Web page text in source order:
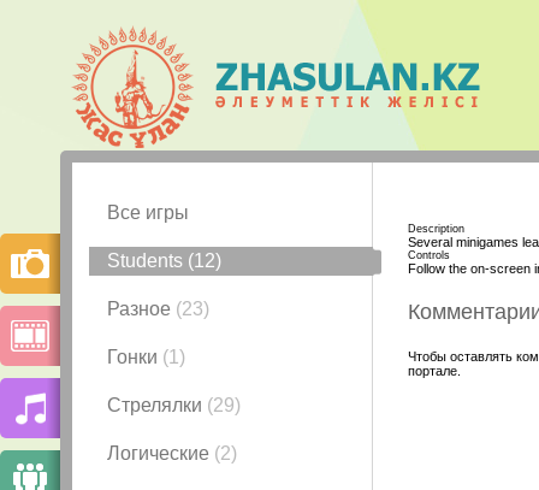
Все игры
Students (12)
Разное (23)
Гонки (1)
Стрелялки (29)
Логические (2)
Description
Several minigames
Controls
Follow the on-screen
Чтобы оставлять
портале.